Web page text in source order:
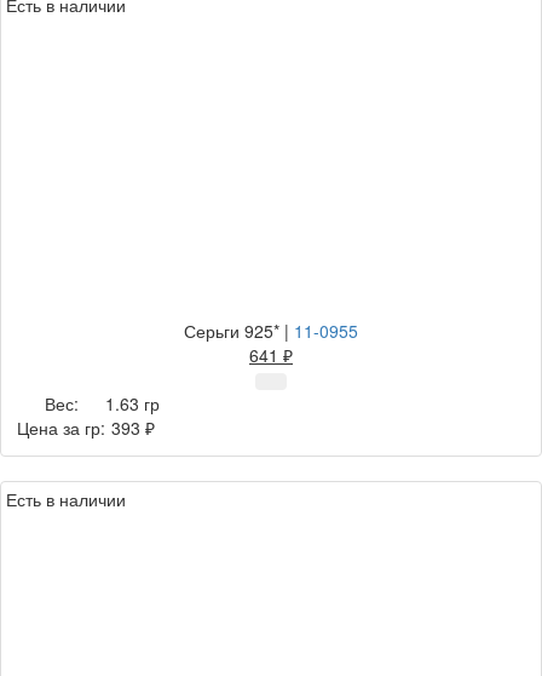
Есть в наличии
Серьги 925* | 11-0955
641 ₽
Вес:
1.63 гр
Цена за гр: 393 ₽
Есть в наличии